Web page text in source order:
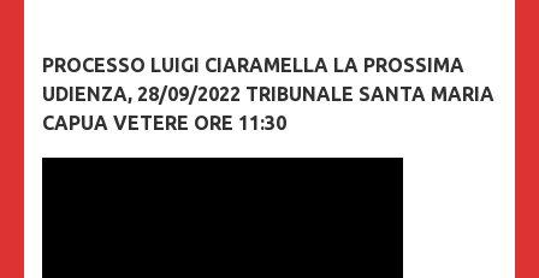
PROCESSO LUIGI CIARAMELLA LA PROSSIMA
UDIENZA, 28/09/2022 TRIBUNALE SANTA MARIA
CAPUA VETERE ORE 11:30